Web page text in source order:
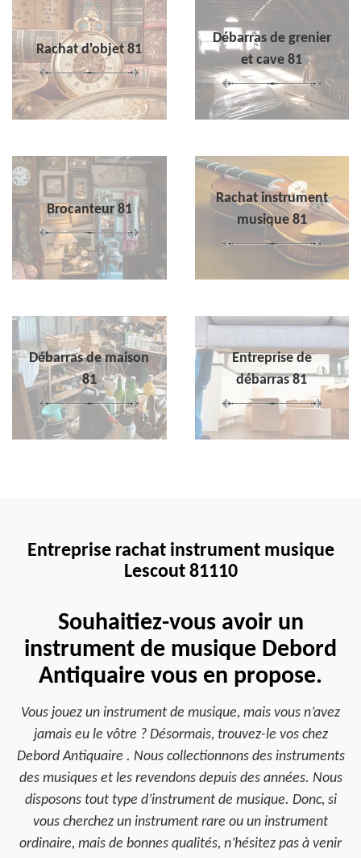
Rachat d'objet 81
Débarras de grenier
et cave 81
Brocanteur 81
Rachat instrument
musique 81
Débarras de maison
81
Entreprise de
débarras 81
Entreprise rachat instrument musique
Lescout 81110
Souhaitiez-vous avoir un
instrument de musique Debord
Antiquaire vous en propose.
Vous jouez un instrument de musique, mais vous n’avez
jamais eu le vôtre ? Désormais, trouvez-le vos chez
Debord Antiquaire . Nous collectionnons des instruments
des musiques et les revendons depuis des années. Nous
disposons tout type d’instrument de musique. Donc, si
vous cherchez un instrument rare ou un instrument
ordinaire, mais de bonnes qualités, n’hésitez pas à venir